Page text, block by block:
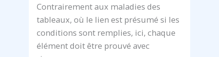
Contrairement aux maladies des
tableaux, où le lien est présumé si les
conditions sont remplies, ici, chaque
élément doit être prouvé avec